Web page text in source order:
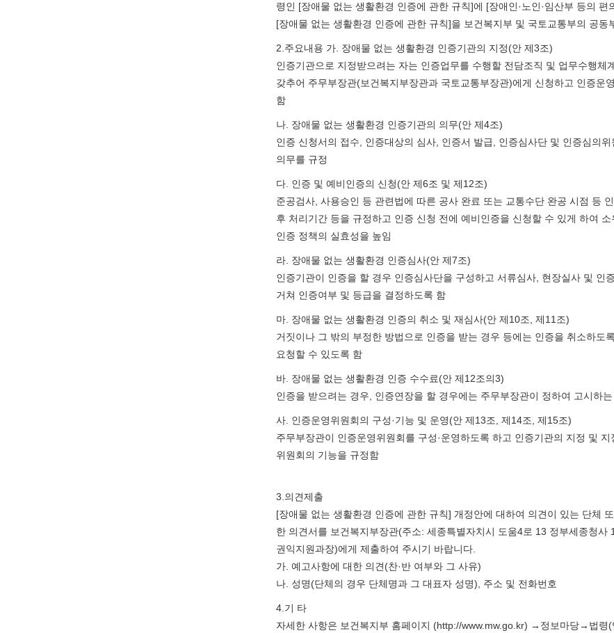
령인 [장애물 없는 생활환경 인증에 관한 규칙]에 [장애인·노인·임산부 등의
[장애물 없는 생활환경 인증에 관한 규칙]을 보건복지부 및 국토교통부의 공동
2.주요내용 가. 장애물 없는 생활환경 인증기관의 지정(안 제3조)
인증기관으로 지정받으려는 자는 인증업무를 수행할 전담조직 및 업무수행체
갖추어 주무부장관(보건복지부장관과 국토교통부장관)에게 신청하고 인증운
함
나. 장애물 없는 생활환경 인증기관의 의무(안 제4조)
인증 신청서의 접수, 인증대상의 심사, 인증서 발급, 인증심사단 및 인증심의
의무를 규정
다. 인증 및 예비인증의 신청(안 제6조 및 제12조)
준공검사, 사용승인 등 관련법에 따른 공사 완료 또는 교통수단 완공 시점 등
후 처리기간 등을 규정하고 인증 신청 전에 예비인증을 신청할 수 있게 하여
인증 정책의 실효성을 높임
라. 장애물 없는 생활환경 인증심사(안 제7조)
인증기관이 인증을 할 경우 인증심사단을 구성하고 서류심사, 현장실사 및 인
거쳐 인증여부 및 등급을 결정하도록 함
마. 장애물 없는 생활환경 인증의 취소 및 재심사(안 제10조, 제11조)
거짓이나 그 밖의 부정한 방법으로 인증을 받는 경우 등에는 인증을 취소하도
요청할 수 있도록 함
바. 장애물 없는 생활환경 인증 수수료(안 제12조의3)
인증을 받으려는 경우, 인증연장을 할 경우에는 주무부장관이 정하여 고시하
사. 인증운영위원회의 구성·기능 및 운영(안 제13조, 제14조, 제15조)
주무부장관이 인증운영위원회를 구성·운영하도록 하고 인증기관의 지정 및
위원회의 기능을 규정함
3.의견제출
[장애물 없는 생활환경 인증에 관한 규칙] 개정안에 대하여 의견이 있는 단체
한 의견서를 보건복지부장관(주소: 세종특별자치시 도움4로 13 정부세종청
권익지원과장)에게 제출하여 주시기 바랍니다.
가. 예고사항에 대한 의견(찬·반 여부와 그 사유)
나. 성명(단체의 경우 단체명과 그 대표자 성명), 주소 및 전화번호
4.기 타
자세한 사항은 보건복지부 홈페이지 (http://www.mw.go.kr) →정보마당→법령(